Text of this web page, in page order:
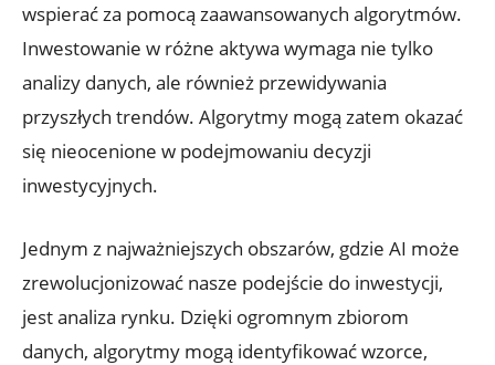
wspierać za pomocą zaawansowanych algorytmów.
⁢Inwestowanie ⁤w​ różne‌ aktywa wymaga nie tylko
analizy danych, ⁣ale ⁤również przewidywania
⁤przyszłych trendów. Algorytmy mogą ​zatem okazać
się nieocenione w podejmowaniu decyzji
inwestycyjnych.
Jednym z ⁤najważniejszych ‍obszarów, gdzie ‌AI ⁤może
zrewolucjonizować nasze podejście do inwestycji,
jest analiza rynku. Dzięki ogromnym zbiorom
danych, algorytmy mogą identyfikować wzorce,